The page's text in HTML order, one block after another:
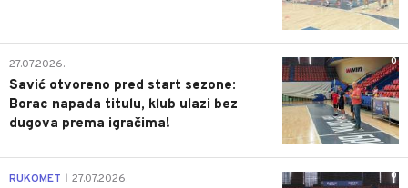
0
27.07.2026.
Savić otvoreno pred start sezone:
Borac napada titulu, klub ulazi bez
dugova prema igračima!
0
RUKOMET 27.07.2026.